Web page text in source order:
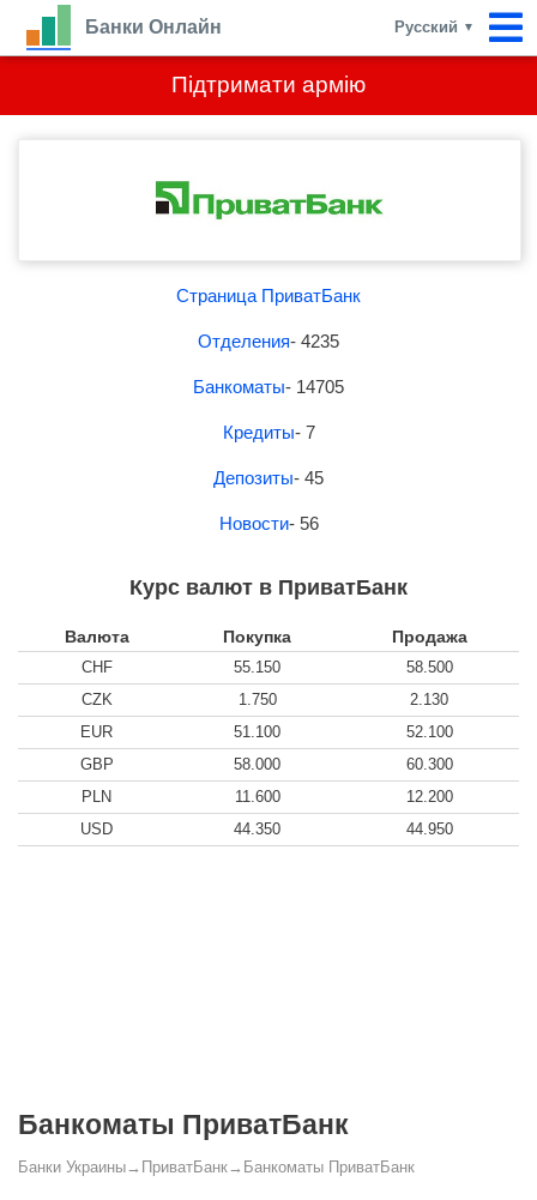
Підтримати армію
Банки Онлайн Русский ▼
Страница ПриватБанк
Отделения- 4235
Банкоматы- 14705
Кредиты- 7
Депозиты- 45
Новости- 56
Курс валют в ПриватБанк
Валюта Покупка Продажа
CHF 55.150
58.500
CZK
1.750
2.130
EUR
51.100
52.100
GBP
58.000
60.300
PLN
11.600
12.200
USD
44.350 44.950
Банкоматы ПриватБанк
Банки Украины→ ПриватБанк→ Банкоматы ПриватБанк